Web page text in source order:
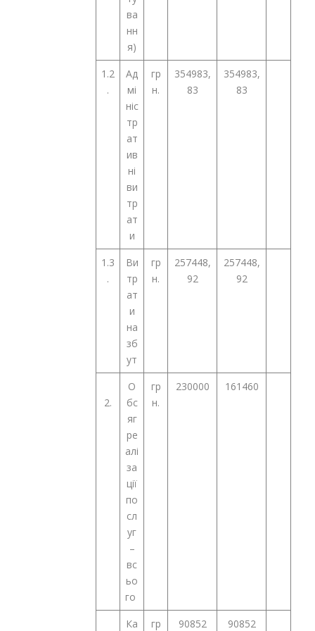
ва
нн
я)
1.2
.
Ад
мі
ніс
тр
ат
ив
ні
ви
тр
ат
и
гр
н.
354983,
83
354983,
83
1.3
.
Ви
тр
ат
и
на
зб
ут
гр
н.
257448,
92
257448,
92
2.
О
бс
яг
ре
алі
за
ції
по
сл
уг
–
вс
ьо
го
гр
н.
230000 161460
Ка
гр
90852 90852